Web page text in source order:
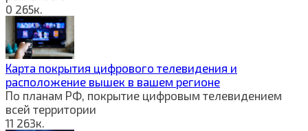
0 265к.
Карта покрытия цифрового телевидения и
расположение вышек в вашем регионе
По планам РФ, покрытие цифровым телевидением
всей территории
11 263к.